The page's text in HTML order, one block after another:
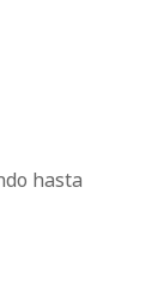
hasta